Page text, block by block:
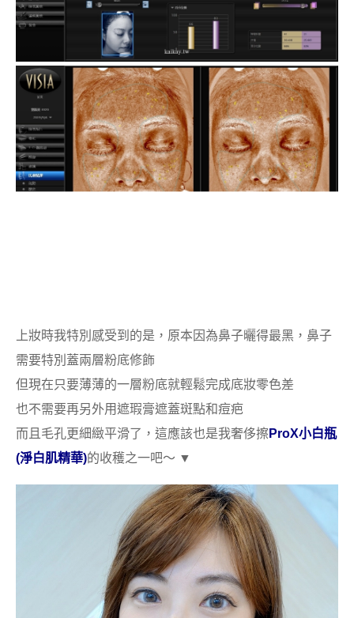
上妝時我特別感受到的是，原本因為鼻子曬得最黑，鼻子
需要特別蓋兩層粉底修飾
但現在只要薄薄的一層粉底就輕鬆完成底妝零色差
也不需要再另外用遮瑕膏遮蓋斑點和痘疤
而且毛孔更細緻平滑了，這應該也是我奢侈擦ProX小白瓶
(淨白肌精華)的收穫之一吧～ ▼